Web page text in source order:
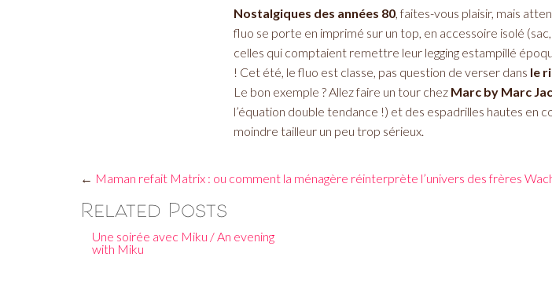
Nostalgiques des années 80 , faites-vous plaisir, mais
fluo se porte en imprimé sur un top, en accessoire isolé
celles qui comptaient remettre leur legging estampillé
! Cet été, le fluo est classe, pas question de verser dans le
Le bon exemple ? Allez faire un tour chez Marc by Marc
l’équation double tendance !) et des espadrilles hautes en
moindre tailleur un peu trop sérieux.
← Maman refait Matrix : ou comment la ménagère réinterprète l’univers des frères
Related Posts
Une soirée avec Miku / An evening
with Miku